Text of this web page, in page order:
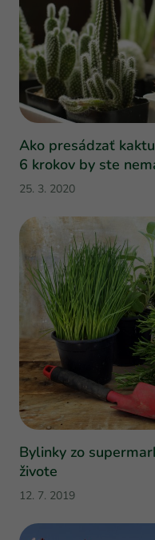
Ako presádzať
6 krokov by ste
25. 3. 2020
Bylinky zo
živote
12. 7. 2019